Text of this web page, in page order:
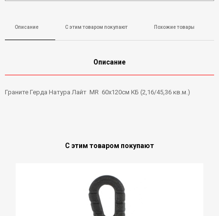
Описание С этим товаром покупают Похожие товары
Описание
Граните Герда Натура Лайт MR 60х120см КБ (2,16/45,36 кв.м.)
С этим товаром покупают